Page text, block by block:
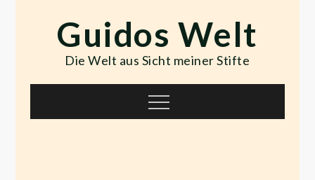
contentGuidos Welt
Die Welt aus Sicht meiner Stifte
Menu